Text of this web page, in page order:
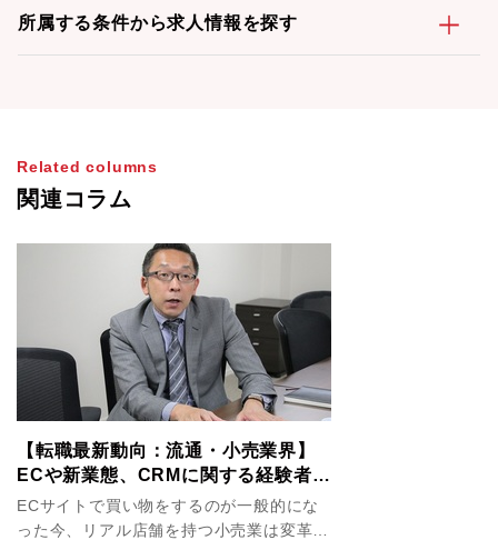
所属する条件から求人情報を探す
Related columns
関連コラム
【転職最新動向：流通・小売業界】
ECや新業態、CRMに関する経験者は
「ライフスタイルが変わる場面」に
立ち会えるチャンス
ECサイトで買い物をするのが一般的にな
った今、リアル店舗を持つ小売業は変革を